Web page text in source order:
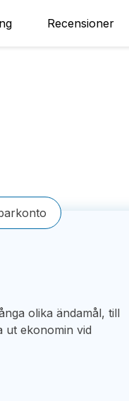
Recensioner
olika ändamål, till
ut ekonomin vid